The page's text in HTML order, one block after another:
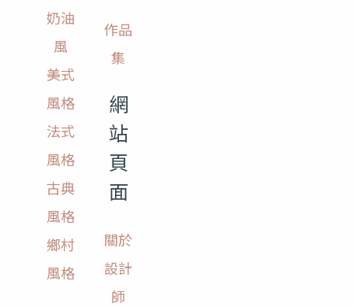
奶油
風
美式
風格
法式
風格
古典
風格
鄉村
風格
作品
集
網
站
頁
面
關於
設計
師